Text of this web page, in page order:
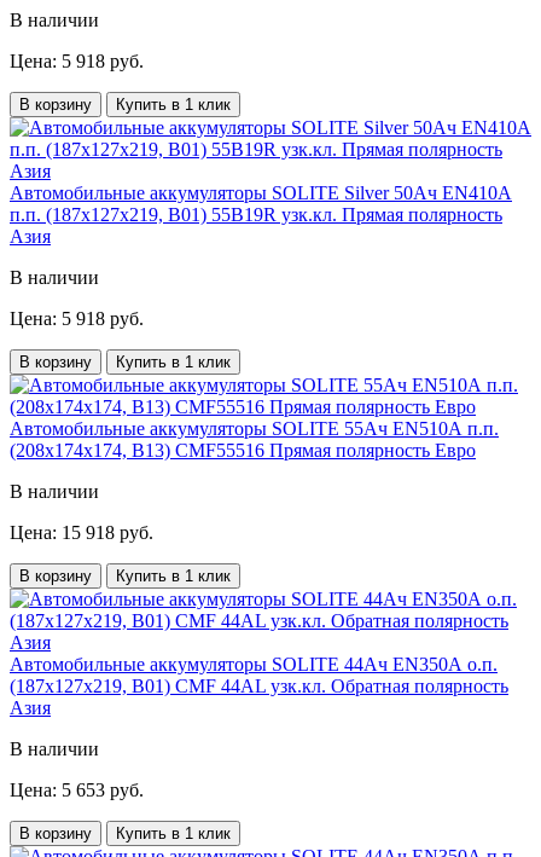
В наличии
Цена: 5 918 руб.
В корзину Купить в 1 клик
Автомобильные аккумуляторы SOLITE Silver 50Ач EN410А
п.п. (187х127х219, B01) 55B19R узк.кл. Прямая полярность
Азия
В наличии
Цена: 5 918 руб.
В корзину Купить в 1 клик
Автомобильные аккумуляторы SOLITE 55Ач EN510А п.п.
(208х174х174, B13) CMF55516 Прямая полярность Евро
В наличии
Цена: 15 918 руб.
В корзину Купить в 1 клик
Автомобильные аккумуляторы SOLITE 44Ач EN350А о.п.
(187х127х219, B01) CMF 44AL узк.кл. Обратная полярность
Азия
В наличии
Цена: 5 653 руб.
В корзину Купить в 1 клик